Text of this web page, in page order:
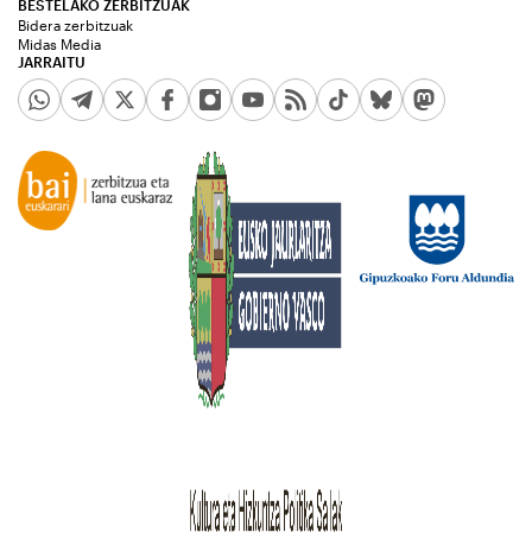
JARRAITU
BESTELAKO ZERBITZUAK
Bidera zerbitzuak
Midas Media